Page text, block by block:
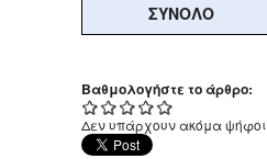
ΣΥΝΟΛΟ
Βαθμολογήστε το άρθρο:
Δεν υπάρχουν ακόμα ψήφοι